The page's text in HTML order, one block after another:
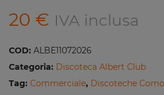
20 € IVA inclusa
COD: ALBE11072026
Categoria: Discoteca Albert Club
Tag: Commerciale, Discoteche Como